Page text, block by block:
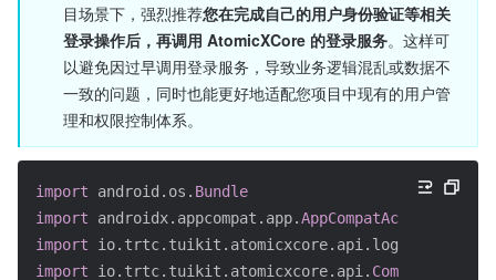
目场景下，强烈推荐您在完成自己的用户身份验证等相关
登录操作后，再调用 AtomicXCore 的登录服务。这样可
以避免因过早调用登录服务，导致业务逻辑混乱或数据不
一致的问题，同时也能更好地适配您项目中现有的用户管
理和权限控制体系。
import android.os. Bundle
import
androidx.appcompat.app.AppCompatActivity
import
io.trtc.tuikit.atomicxcore.api.login.
import
io.trtc.tuikit.atomicxcore.api.